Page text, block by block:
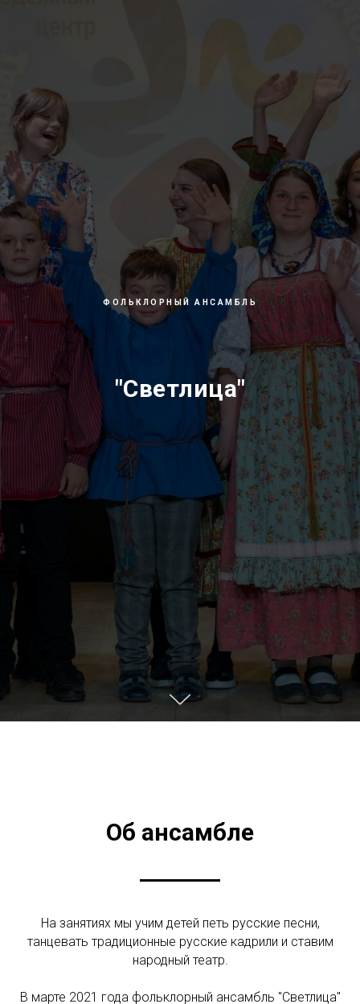
ФОЛЬКЛОРНЫЙ АНСАМБЛЬ
"Светлица"
Об ансамбле
На занятиях мы учим детей петь русские песни,
танцевать традиционные русские кадрили и ставим
народный театр.
В марте 2021 года фольклорный ансамбль "Светлица"